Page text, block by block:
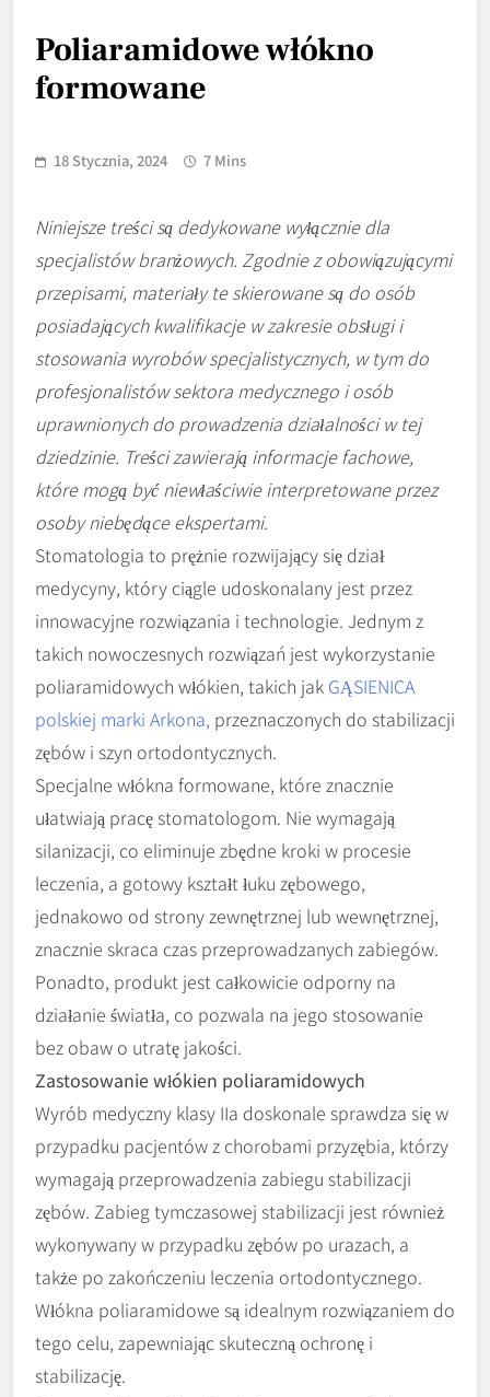
Poliaramidowe włókno
formowane
18 Stycznia, 2024 7 Mins
Niniejsze treści są dedykowane wyłącznie dla
specjalistów branżowych. Zgodnie z obowiązującymi
przepisami, materiały te skierowane są do osób
posiadających kwalifikacje w zakresie obsługi i
stosowania wyrobów specjalistycznych, w tym do
profesjonalistów sektora medycznego i osób
uprawnionych do prowadzenia działalności w tej
dziedzinie. Treści zawierają informacje fachowe,
które mogą być niewłaściwie interpretowane przez
osoby niebędące ekspertami.
Stomatologia to prężnie rozwijający się dział
medycyny, który ciągle udoskonalany jest przez
innowacyjne rozwiązania i technologie. Jednym z
takich nowoczesnych rozwiązań jest wykorzystanie
poliaramidowych włókien, takich jak GĄSIENICA
polskiej marki Arkona, przeznaczonych do stabilizacji
zębów i szyn ortodontycznych.
Specjalne włókna formowane, które znacznie
ułatwiają pracę stomatologom. Nie wymagają
silanizacji, co eliminuje zbędne kroki w procesie
leczenia, a gotowy kształt łuku zębowego,
jednakowo od strony zewnętrznej lub wewnętrznej,
znacznie skraca czas przeprowadzanych zabiegów.
Ponadto, produkt jest całkowicie odporny na
działanie światła, co pozwala na jego stosowanie
bez obaw o utratę jakości.
Zastosowanie włókien poliaramidowych
Wyrób medyczny klasy IIa doskonale sprawdza się w
przypadku pacjentów z chorobami przyzębia, którzy
wymagają przeprowadzenia zabiegu stabilizacji
zębów. Zabieg tymczasowej stabilizacji jest również
wykonywany w przypadku zębów po urazach, a
także po zakończeniu leczenia ortodontycznego.
Włókna poliaramidowe są idealnym rozwiązaniem do
tego celu, zapewniając skuteczną ochronę i
stabilizację.